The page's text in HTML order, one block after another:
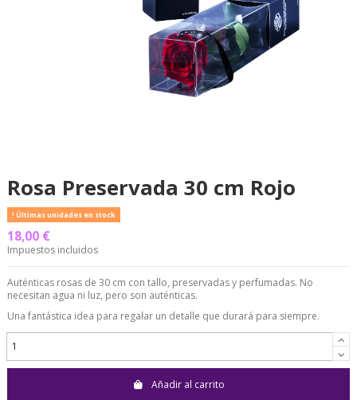
Rosa Preservada 30 cm Rojo
Últimas unidades en stock
18,00 €
Impuestos incluidos
Auténticas rosas de 30 cm con tallo, preservadas y perfumadas. No
necesitan agua ni luz, pero son auténticas.
Una fantástica idea para regalar un detalle que durará para siempre.
Añadir al carrito